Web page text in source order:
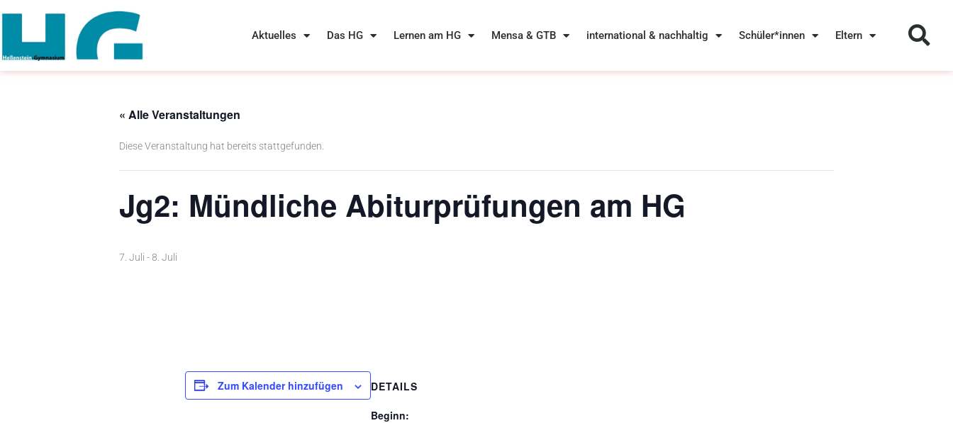
Zum
Inhalt
springen
Aktuelles Das HG Lernen am HG Mensa & GTB international & nachhaltig Schüler*innen Eltern
« Alle Veranstaltungen
Diese Veranstaltung hat bereits stattgefunden.
Jg2: Mündliche Abiturprüfungen am HG
7. Juli -8. Juli
Zum Kalender hinzufügen DETAILS
Beginn: